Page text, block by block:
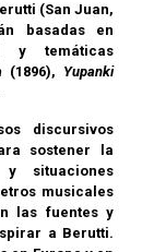
(San Juan,
basadas en
y temáticas
(1896), Yupanki
discursivos
sostener la
y situaciones
musicales
las fuentes y
a Berutti.